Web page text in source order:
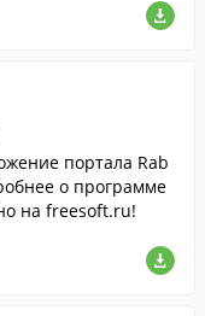
портала Rab
о программе
на freesoft.ru!